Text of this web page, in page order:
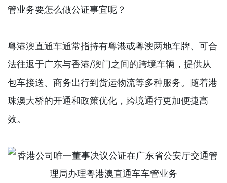
管业务要怎么做公证事宜呢？
粤港澳直通车通常指持有粤港或粤澳两地车牌、可合
法往返于广东与香港/澳门之间的跨境车辆，提供从
包车接送、商务出行到货运物流等多种服务。随着港
珠澳大桥的开通和政策优化，跨境通行更加便捷高
效。